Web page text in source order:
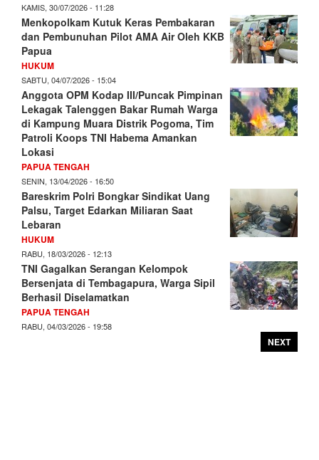
KAMIS, 30/07/2026 - 11:28
Menkopolkam Kutuk Keras Pembakaran
dan Pembunuhan Pilot AMA Air Oleh KKB
Papua
HUKUM
SABTU, 04/07/2026 - 15:04
Anggota OPM Kodap III/Puncak Pimpinan
Lekagak Talenggen Bakar Rumah Warga
di Kampung Muara Distrik Pogoma, Tim
Patroli Koops TNI Habema Amankan
Lokasi
PAPUA TENGAH
SENIN, 13/04/2026 - 16:50
Bareskrim Polri Bongkar Sindikat Uang
Palsu, Target Edarkan Miliaran Saat
Lebaran
HUKUM
RABU, 18/03/2026 - 12:13
TNI Gagalkan Serangan Kelompok
Bersenjata di Tembagapura, Warga Sipil
Berhasil Diselamatkan
PAPUA TENGAH
RABU, 04/03/2026 - 19:58
NEXT